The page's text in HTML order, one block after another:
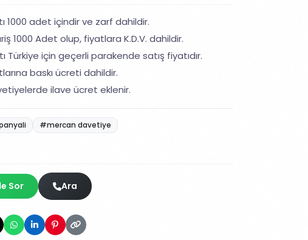
1000 adet içindir ve zarf dahildir.
1000 Adet olup, fiyatlara K.D.V. dahildir.
Türkiye için geçerli parakende satış fiyatıdır.
baskı ücreti dahildir.
ilave ücret eklenir.
#mercan davetiye
Sor Ara